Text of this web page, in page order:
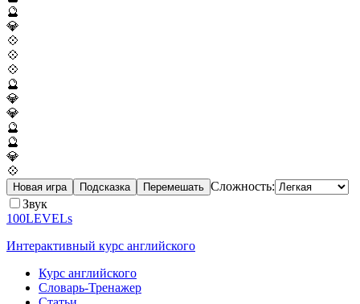
🔮
💎
💠
💠
💠
🔮
💎
💎
🔮
🔮
💎
💠
Новая игра Подсказка Перемешать Сложность:
Звук
100LEVELs
Интерактивный курс английского
Курс английского
Словарь-Тренажер